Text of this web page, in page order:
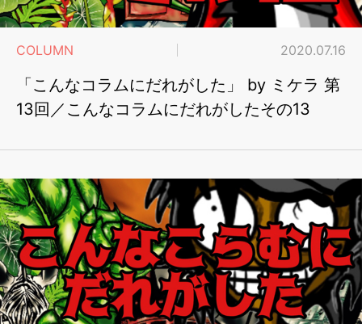
COLUMN 2020.07.16
「こんなコラムにだれがした」 by ミケラ 第
13回／こんなコラムにだれがしたその13